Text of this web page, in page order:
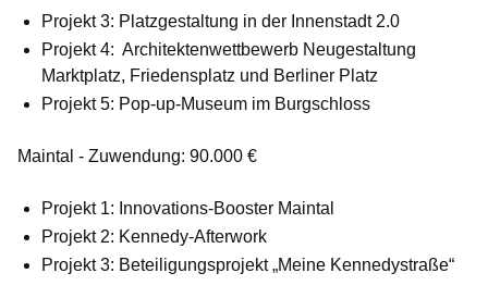
Projekt 3: Platzgestaltung in der Innenstadt 2.0
Projekt 4: Architektenwettbewerb Neugestaltung
Marktplatz, Friedensplatz und Berliner Platz
Projekt 5: Pop-up-Museum im Burgschloss
Maintal - Zuwendung: 90.000 €
Projekt 1: Innovations-Booster Maintal
Projekt 2: Kennedy-Afterwork
Projekt 3: Beteiligungsprojekt „Meine Kennedystraße“